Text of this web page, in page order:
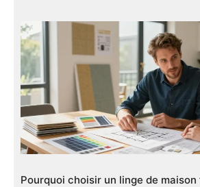
Pourquoi choisir un linge de